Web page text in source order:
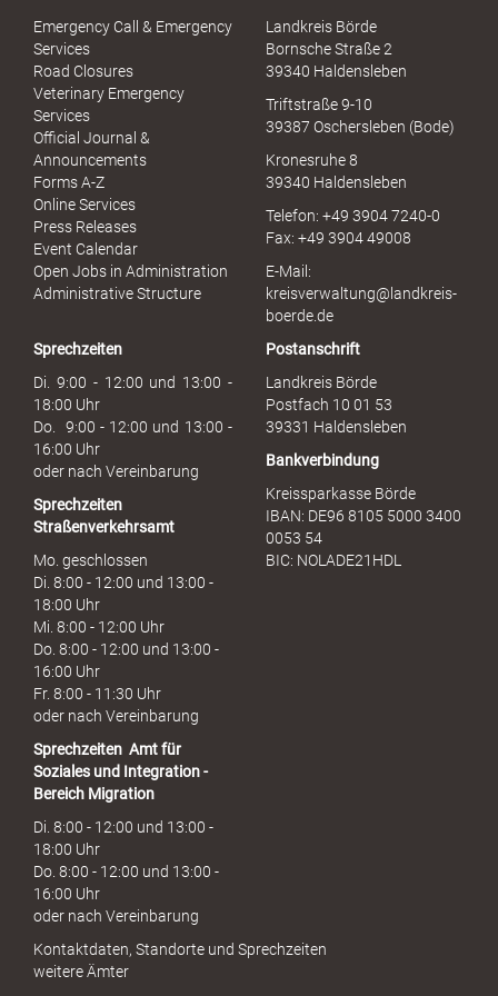
u
h
Emergency Call & Emergency
Services
Road Closures
Veterinary Emergency
Services
Official Journal &
Announcements
Forms A-Z
Online Services
Press Releases
Event Calendar
Open Jobs in Administration
Administrative Structure
Landkreis Börde
Bornsche Straße 2
39340 Haldensleben
Triftstraße 9-10
39387 Oschersleben (Bode)
Kronesruhe 8
39340 Haldensleben
Telefon: +49 3904 7240-0
Fax: +49 3904 49008
E-Mail:
kreisverwaltung@landkreis-
boerde.de
Sprechzeiten
Di. 9:00 - 12:00 und 13:00 -
18:00 Uhr
Do. 9:00 - 12:00 und 13:00 -
16:00 Uhr
oder nach Vereinbarung
Sprechzeiten
Straßenverkehrsamt
Mo. geschlossen
Di. 8:00 - 12:00 und 13:00 -
18:00 Uhr
Mi. 8:00 - 12:00 Uhr
Do. 8:00 - 12:00 und 13:00 -
16:00 Uhr
Fr. 8:00 - 11:30 Uhr
oder nach Vereinbarung
Sprechzeiten Amt für
Soziales und Integration -
Bereich Migration
Di. 8:00 - 12:00 und 13:00 -
18:00 Uhr
Do. 8:00 - 12:00 und 13:00 -
16:00 Uhr
oder nach Vereinbarung
Postanschrift
Landkreis Börde
Postfach 10 01 53
39331 Haldensleben
Bankverbindung
Kreissparkasse Börde
IBAN: DE96 8105 5000 3400
0053 54
BIC: NOLADE21HDL
Kontaktdaten, Standorte und Sprechzeiten
weitere Ämter